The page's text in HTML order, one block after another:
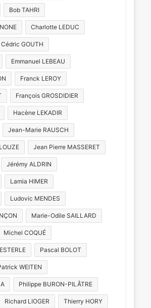
Bob TAHRI
Charlotte LEDUC
Cédric GOUTH
Emmanuel LEBEAU
Franck LEROY
François GROSDIDIER
Hacène LEKADIR
Jean-Marie RAUSCH
Jean Pierre MASSERET
Jérémy ALDRIN
Lamia HIMER
Ludovic MENDES
Marie-Odile SAILLARD
Michel COQUÉ
Pascal BOLOT
WEITEN
Philippe BURON-PILÂTRE
Richard LIOGER Thierry HORY